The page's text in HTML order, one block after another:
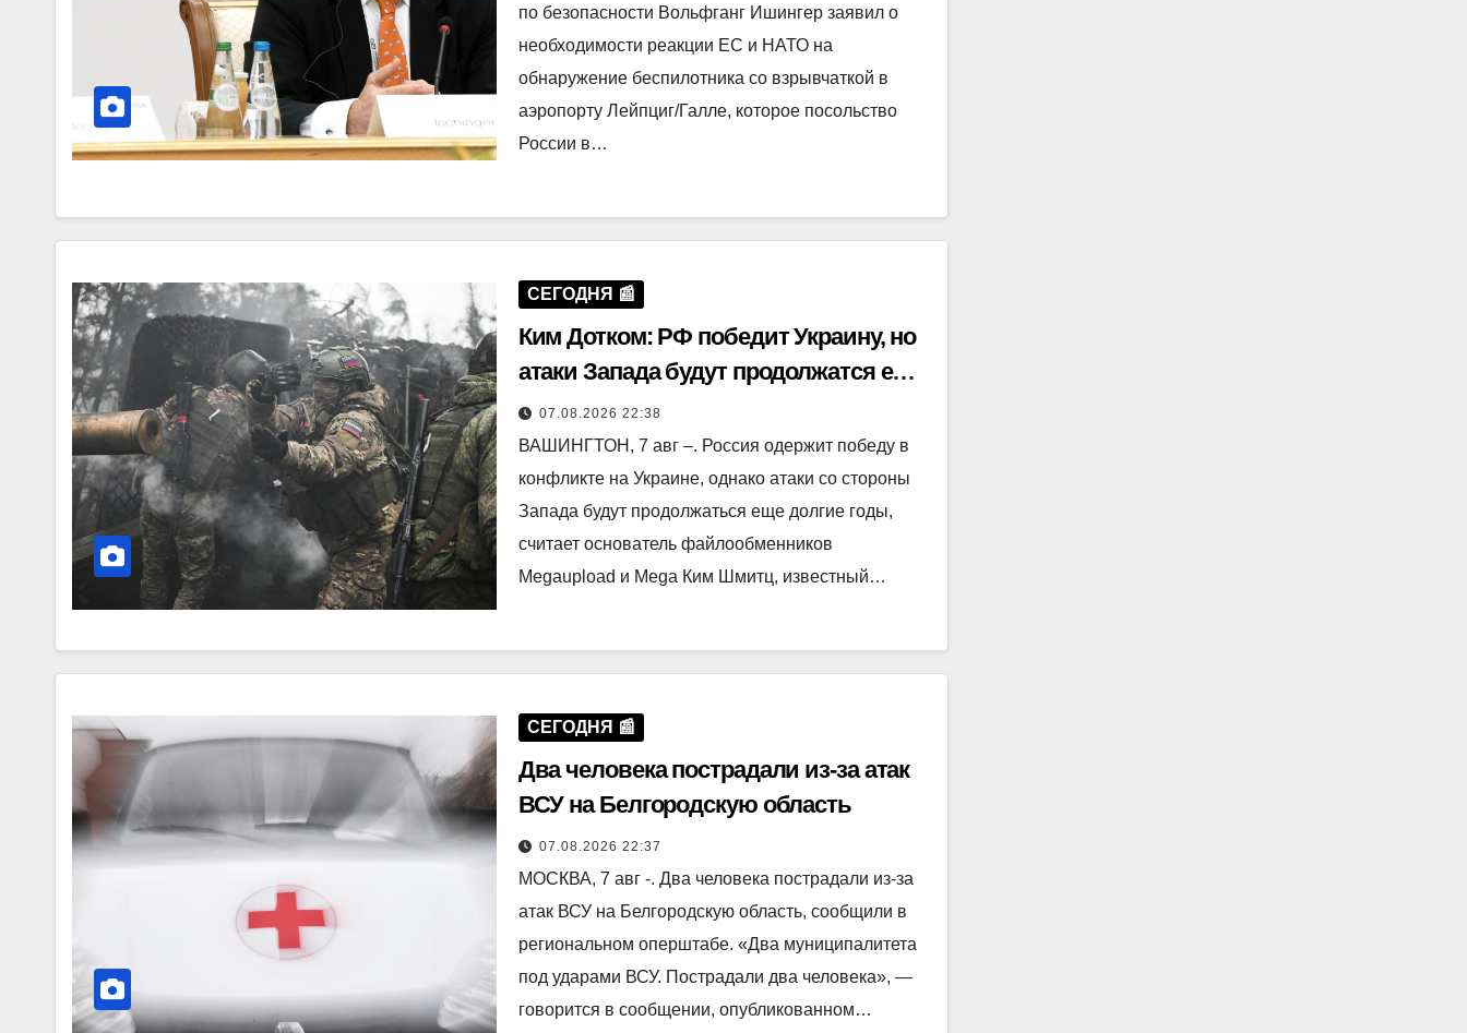
по безопасности Вольфганг Ишингер заявил о
необходимости реакции ЕС и НАТО на
обнаружение беспилотника со взрывчаткой в
аэропорту Лейпциг/Галле, которое посольство
России в…
СЕГОДНЯ 📰
Ким Дотком: РФ победит Украину, но
атаки Запада будут продолжатся еще
много лет
07.08.2026 22:38
ВАШИНГТОН, 7 авг –. Россия одержит победу в
конфликте на Украине, однако атаки со стороны
Запада будут продолжаться еще долгие годы,
считает основатель файлообменников
Megaupload и Mega Ким Шмитц, известный…
СЕГОДНЯ 📰
Два человека пострадали из-за атак
ВСУ на Белгородскую область
07.08.2026 22:37
МОСКВА, 7 авг -. Два человека пострадали из-за
атак ВСУ на Белгородскую область, сообщили в
региональном оперштабе. «Два муниципалитета
под ударами ВСУ. Пострадали два человека», —
говорится в сообщении, опубликованном…